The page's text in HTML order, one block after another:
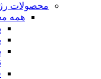
محصولات
همه